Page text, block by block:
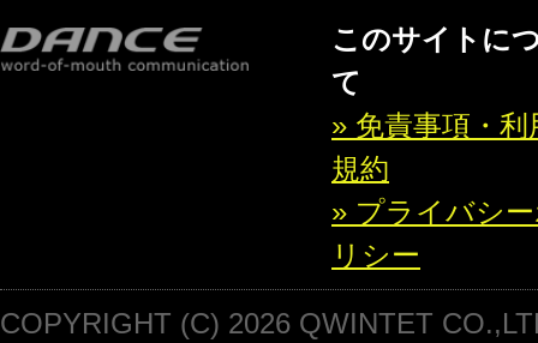
このサイトに
て
» 免責事項・利
規約
» プライバシ
リシー
COPYRIGHT (C) 2026 QWINTET